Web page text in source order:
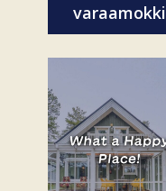
varaamokki